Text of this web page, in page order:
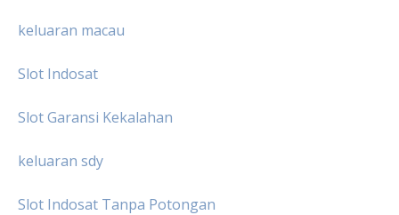
keluaran macau
Slot Indosat
Slot Garansi Kekalahan
keluaran sdy
Slot Indosat Tanpa Potongan